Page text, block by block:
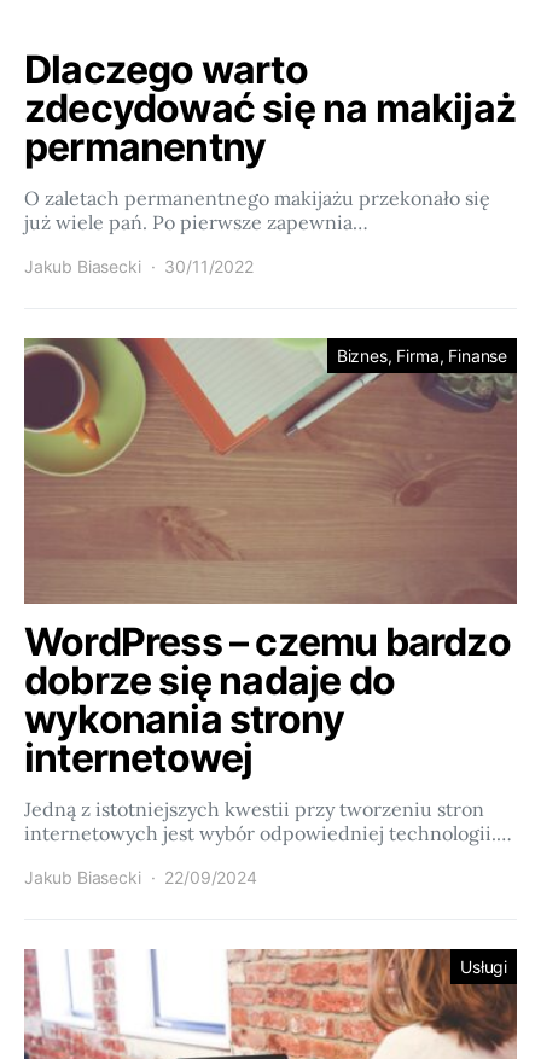
Dlaczego warto
zdecydować się na makijaż
permanentny
O zaletach permanentnego makijażu przekonało się
już wiele pań. Po pierwsze zapewnia…
Jakub Biasecki 30/11/2022
Biznes, Firma, Finanse
WordPress – czemu bardzo
dobrze się nadaje do
wykonania strony
internetowej
Jedną z istotniejszych kwestii przy tworzeniu stron
internetowych jest wybór odpowiedniej technologii.…
Jakub Biasecki 22/09/2024
Usługi